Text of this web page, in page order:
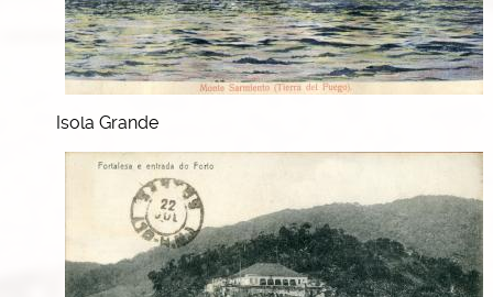
Isola Grande